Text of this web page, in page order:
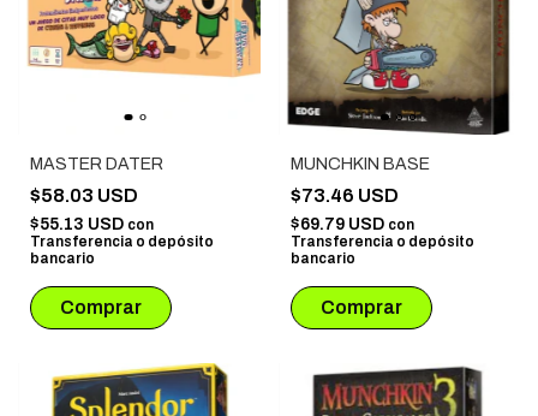
MASTER DATER
$58.03 USD
$55.13 USD con
Transferencia o depósito
bancario
MUNCHKIN BASE
$73.46 USD
$69.79 USD con
Transferencia o depósito
bancario